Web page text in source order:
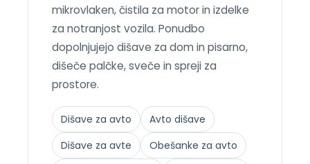
mikrovlaken, čistila za motor in izdelke
za notranjost vozila. Ponudbo
dopolnjujejo dišave za dom in pisarno,
dišeče palčke, sveče in spreji za
prostore.
Dišave za avto
Avto dišave
Dišave za avte
Obešanke za avto